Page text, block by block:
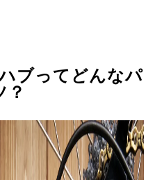
ブってどんなパ
？